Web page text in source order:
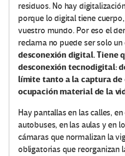
residuos. No hay
porque lo digital tiene
vuestro mundo. Por eso el
reclama no puede ser solo un
desconexión digital. Tiene
desconexión tecnodigital:
límite tanto a la captura de
ocupación material de la
Hay pantallas en las calles,
autobuses, en las aulas y en
cámaras que normalizan la
obligatorias que reorganizan